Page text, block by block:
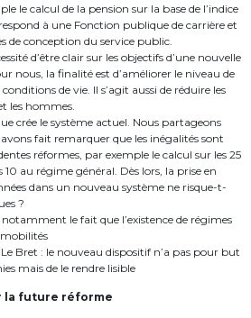
le calcul de la pension sur la base de l’indice
à une Fonction publique de carrière et
de conception du service public.
d’être clair sur les objectifs d’une nouvelle
nous, la finalité est d’améliorer le niveau de
de vie. Il s’agit aussi de réduire les
les hommes.
crée le système actuel. Nous partageons
fait remarquer que les inégalités sont
réformes, par exemple le calcul sur les 25
10 au régime général. Dès lors, la prise en
dans un nouveau système ne risque-t-
?
le fait que l’existence de régimes
mobilités
Bret : le nouveau dispositif n’a pas pour but
mais de le rendre lisible
la future réforme